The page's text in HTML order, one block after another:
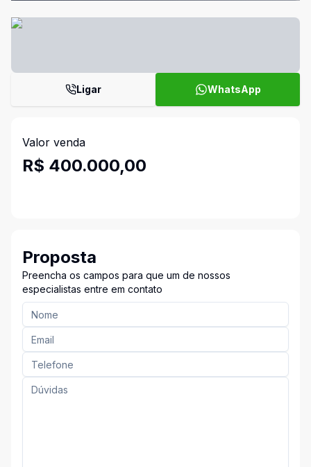
Ligar WhatsApp
Valor venda
R$ 400.000,00
Proposta
Preencha os campos para que um de nossos
especialistas entre em contato